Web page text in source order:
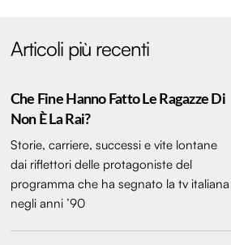
Articoli più recenti
Che Fine Hanno Fatto Le Ragazze Di
Non È La Rai?
Storie, carriere, successi e vite lontane
dai riflettori delle protagoniste del
programma che ha segnato la tv italiana
negli anni ’90